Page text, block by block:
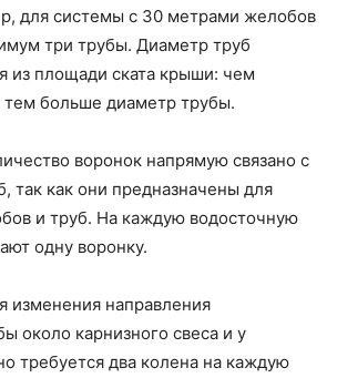
для системы с 30 метрами желобов
три трубы. Диаметр труб
из площади ската крыши: чем
больше диаметр трубы.
воронок напрямую связано с
так как они предназначены для
и труб. На каждую водосточную
одну воронку.
изменения направления
около карнизного свеса и у
требуется два колена на каждую